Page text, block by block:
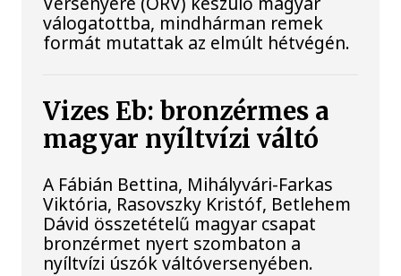
válogatottba, mindhárman remek
formát mutattak az elmúlt hétvégén.
Vizes Eb: bronzérmes a
magyar nyíltvízi váltó
A Fábián Bettina, Mihályvári-Farkas
Viktória, Rasovszky Kristóf, Betlehem
Dávid összetételű magyar csapat
bronzérmet nyert szombaton a
nyíltvízi úszók váltóversenyében.